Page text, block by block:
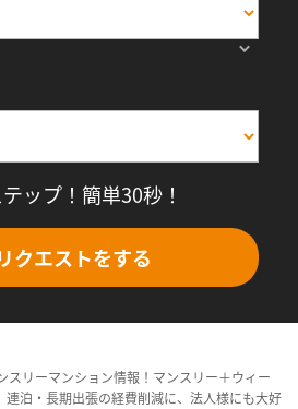
ップ！簡単30秒！
クエストをする
スリーマンション情報！マンスリー＋ウィー
連泊・長期出張の経費削減に、法人様にも大好